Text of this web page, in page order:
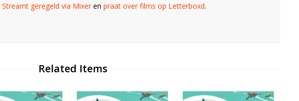
Streamt geregeld via Mixeren praat over films op Letterboxd.
Related Items